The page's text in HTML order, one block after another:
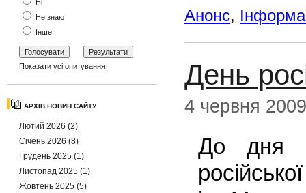
Ні
Не знаю
Інше
Показати усі опитування
АРХІВ НОВИН САЙТУ
Лютий 2026 (2)
Січень 2026 (8)
Грудень 2025 (1)
Листопад 2025 (1)
Жовтень 2025 (5)
Анонс,
День
4 червня 2009
До дня